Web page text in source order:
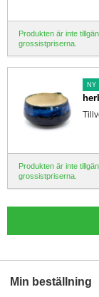
Produkten är inte
grossistpriserna.
NY
Produkten är inte
grossistpriserna.
Min beställning